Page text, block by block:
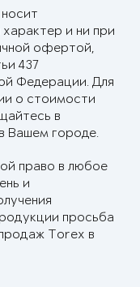
и ни при
офертой,
437
Федерации. Для
о стоимости
в
Вашем городе.
право в любое
и
просьба
Torex в